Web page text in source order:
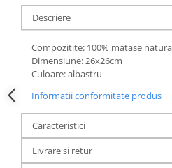
Descriere
Compozitite: 100% matase
Dimensiune: 26x26cm
Culoare: albastru
Informatii conformitate produs
Caracteristici
Livrare si retur